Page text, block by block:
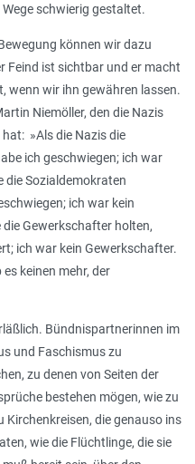
schwierig gestaltet.
können wir dazu
Feind ist sichtbar und er macht
wenn wir ihn gewähren lassen.
Niemöller, den die Nazis
hat: »Als die Nazis die
ich geschwiegen; ich war
die Sozialdemokraten
ich war kein
Gewerkschafter holten,
ich war kein Gewerkschafter.
keinen mehr, der
Bündnispartnerinnen im
und Faschismus zu
zu denen von Seiten der
bestehen mögen, wie zu
Kirchenkreisen, die genauso ins
wie die Flüchtlinge, die sie